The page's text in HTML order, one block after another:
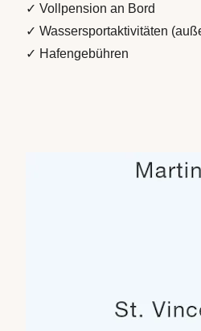
✓ Vollpension an Bord
✓ Wassersportaktivitäten
✓ Hafengebühren